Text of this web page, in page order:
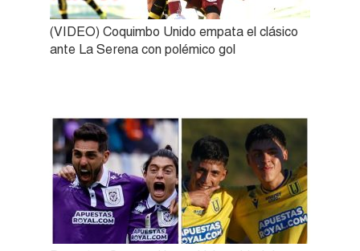
(VIDEO) Coquimbo Unido empata el clásico
ante La Serena con polémico gol